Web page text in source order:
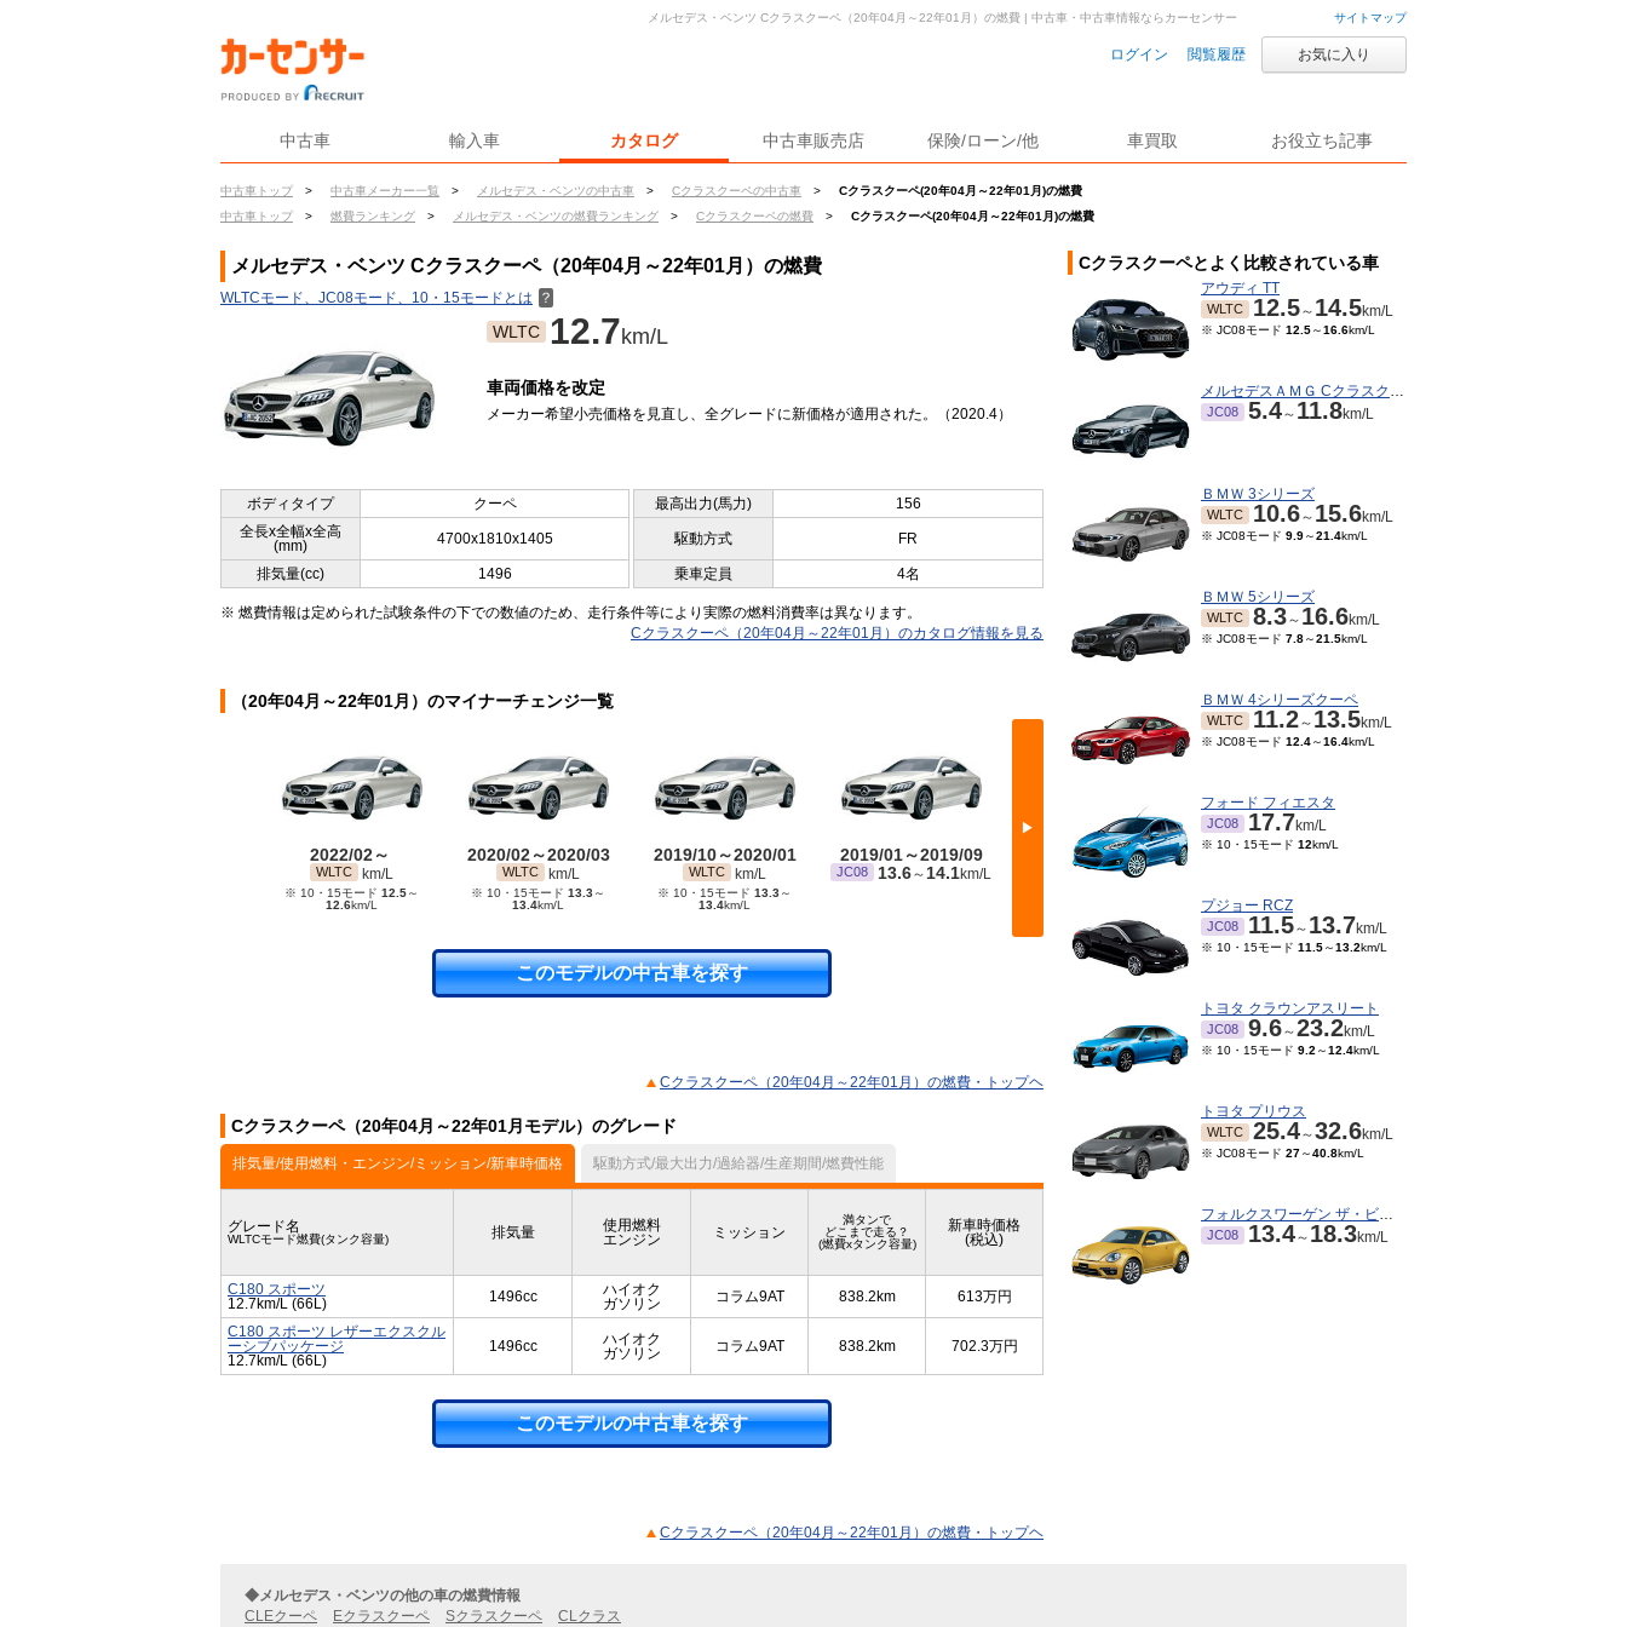
サイトマップ
ログイン 閲覧履歴 お気に入り
中古車 輸入車 カタログ 中古車販売店 保険/ローン/他 車買取 お役立ち記事
中古車トップ > 中古車メーカー一覧 > メルセデス・ベンツの中古車 > Cクラスクーペの中古車 >
Cクラスクーペ(20年04月～22年01月)の燃費
中古車トップ
> 燃費ランキング > メルセデス・ベンツの燃費ランキング > Cクラスクーペの燃費 > Cクラスクーペ(20年04月～22年01月)の燃費
メルセデス・ベンツ Cクラスクーペ（20年04月～22年01月）の燃費 | 中古車・中古車情報ならカーセンサー
メルセデス・ベンツ Cクラスクーペ（20年04月～22年01月）の燃費
WLTCモード、JC08モード、10・15モードとは ？
WLTC 12.7km/L
車両価格を改定
メーカー希望小売価格を見直し、全グレードに新価格が適用された。（2020.4）
ボディタイプ クーペ 最高出力(馬力)
156
全長x全幅x全高
(mm)
4700x1810x1405 駆動方式 FR
排気量(cc) 1496 乗車定員 4名
※ 燃費情報は定められた試験条件の下での数値のため、走行条件等により実際の燃料消費率は異なります。
Cクラスクーペ（20年04月～22年01月）のカタログ情報を見る
（20年04月～22年01月）のマイナーチェンジ一覧
▶
2022/02～
WLTC km/L
※ 10・15モード 12.5～
12.6km/L
2020/02～2020/03
WLTC km/L
※ 10・15モード 13.3～
13.4km/L
2019/10～2020/01
WLTC km/L
※ 10・15モード 13.3～
13.4km/L
2019/01～2019/09
JC08 13.6～ 14.1km/L
2018/07～2018/12
13.6～14.1
2017/07～2018/06
このモデルの中古車を探す
Cクラスクーペ（20年04月～22年01月）の燃費・トップヘ
Cクラスクーペ（20年04月～22年01月モデル）のグレード
排気量/使用燃料・エンジン/ミッション/新車時価格 駆動方式/最大出力/過給器/生産期間/燃費性能
グレード名
WLTCモード燃費(タンク容量) 排気量
使用燃料
エンジン
ミッション
満タンで
どこまで走る？
(燃費xタンク容量)
新車時価格
(税込)
C180 スポーツ
12.7km/L (66L)
1496cc
ハイオク
ガソリン
コラム9AT 838.2km 613万円
C180 スポーツ レザーエクスクル
ーシブパッケージ
12.7km/L (66L)
1496cc
ハイオク
ガソリン
コラム9AT 838.2km 702.3万円
このモデルの中古車を探す
Cクラスクーペ（20年04月～22年01月）の燃費・トップヘ
Cクラスクーペとよく比較されている車
アウディ TT
WLTC 12.5～ 14.5km/L
※ JC08モード 12.5～16.6km/L
メルセデスＡＭＧ Cクラスクーペ
JC08 5.4～ 11.8km/L
ＢＭＷ 3シリーズ
WLTC 10.6～ 15.6km/L
※ JC08モード 9.9～21.4km/L
ＢＭＷ 5シリーズ
WLTC 8.3～ 16.6km/L
※ JC08モード 7.8～21.5km/L
ＢＭＷ 4シリーズクーペ
WLTC 11.2～ 13.5km/L
※ JC08モード 12.4～16.4km/L
フォード フィエスタ
JC08 17.7km/L
※ 10・15モード 12km/L
プジョー RCZ
JC08 11.5～ 13.7km/L
※ 10・15モード 11.5～13.2km/L
トヨタ クラウンアスリート
JC08 9.6～23.2km/L
※ 10・15モード 9.2 ～12.4km/L
トヨタ プリウス
WLTC 25.4～32.6km/L
※ JC08モード 27～40.8km/L
フォルクスワーゲン ザ・ビートル
JC08 13.4～ 18.3km/L
◆メルセデス・ベンツの他の車の燃費情報
CLEクーペ
Eクラスクーペ Sクラスクーペ CLクラス